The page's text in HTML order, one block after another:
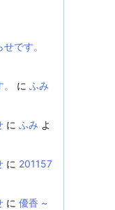
です。
に ふみ
に ふみ よ
に 201157
に 優香 ~